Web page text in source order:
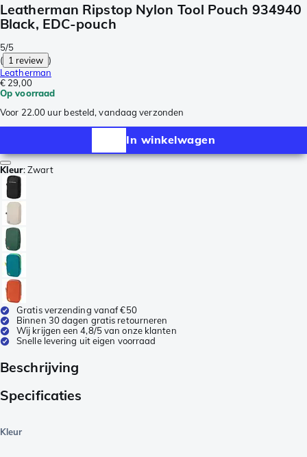
Leatherman Ripstop Nylon Tool Pouch 934940
Black, EDC-pouch
5/5
( 1 review )
Leatherman
€ 29,00
Op voorraad
Voor 22.00 uur besteld, vandaag verzonden
In winkelwagen
Kleur:Zwart
Gratis verzending vanaf €50
Binnen 30 dagen gratis retourneren
Wij krijgen een 4,8/5 van onze klanten
Snelle levering uit eigen voorraad
Beschrijving
Specificaties
Kleur